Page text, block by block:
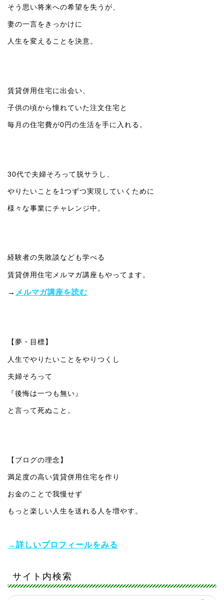
そう思い将来への希望を失うが、
妻の一言をきっかけに
人生を変えることを決意。
賃貸併用住宅に出会い、
子供の頃から憧れていた注文住宅と
毎月の住宅費が0円の生活を手に入れる。
30代で夫婦そろって脱サラし、
やりたいことを1つずつ実現していくために
様々な事業にチャレンジ中。
経験者の失敗談なども学べる
賃貸併用住宅メルマガ講座もやってます。
→ メルマガ講座を読む
【夢・目標】
人生でやりたいことをやりつくし
夫婦そろって
『後悔は一つも無い』
と言って死ぬこと。
【ブログの理念】
満足度の高い賃貸併用住宅を作り
お金のことで我慢せず
もっと楽しい人生を送れる人を増やす。
→詳しいプロフィールをみる
サイト内検索